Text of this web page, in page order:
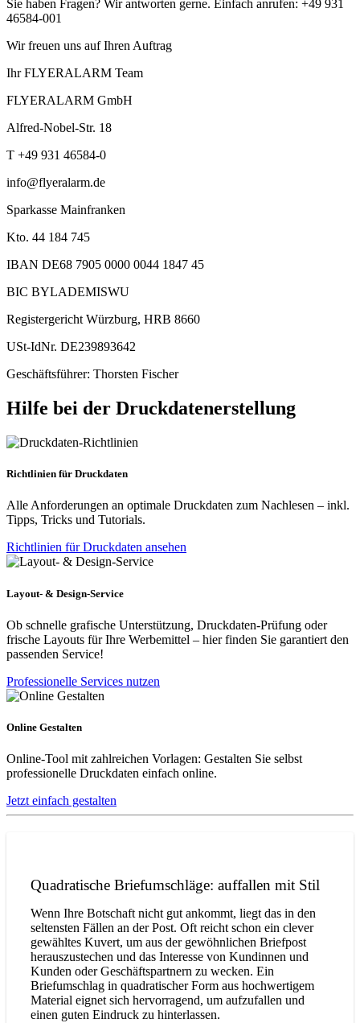
Sie haben Fragen? Wir antworten gerne. Einfach anrufen: +49 931
46584-001
Wir freuen uns auf Ihren Auftrag
Ihr FLYERALARM Team
FLYERALARM GmbH
Alfred-Nobel-Str. 18
T +49 931 46584-0
info@flyeralarm.de
Sparkasse Mainfranken
Kto. 44 184 745
IBAN DE68 7905 0000 0044 1847 45
BIC BYLADEMISWU
Registergericht Würzburg, HRB 8660
USt-IdNr. DE239893642
Geschäftsführer: Thorsten Fischer
Hilfe bei der Druckdatenerstellung
Richtlinien für Druckdaten
Alle Anforderungen an optimale Druckdaten zum Nachlesen – inkl.
Tipps, Tricks und Tutorials.
Richtlinien für Druckdaten ansehen
Layout- & Design-Service
Ob schnelle grafische Unterstützung, Druckdaten-Prüfung oder
frische Layouts für Ihre Werbemittel – hier finden Sie garantiert den
passenden Service!
Professionelle Services nutzen
Online Gestalten
Online-Tool mit zahlreichen Vorlagen: Gestalten Sie selbst
professionelle Druckdaten einfach online.
Jetzt einfach gestalten
Quadratische Briefumschläge: auffallen mit Stil
Wenn Ihre Botschaft nicht gut ankommt, liegt das in den
seltensten Fällen an der Post. Oft reicht schon ein clever
gewähltes Kuvert, um aus der gewöhnlichen Briefpost
herauszustechen und das Interesse von Kundinnen und
Kunden oder Geschäftspartnern zu wecken. Ein
Briefumschlag in quadratischer Form aus hochwertigem
Material eignet sich hervorragend, um aufzufallen und
einen guten Eindruck zu hinterlassen.